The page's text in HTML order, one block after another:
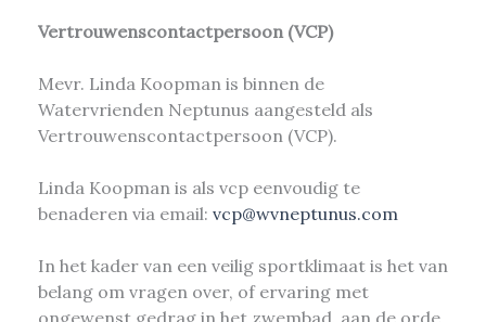
Vertrouwenscontactpersoon (VCP)
Mevr. Linda Koopman is binnen de
Watervrienden Neptunus aangesteld als
Vertrouwenscontactpersoon (VCP).
Linda Koopman is als vcp eenvoudig te
benaderen via email: vcp@wvneptunus.com
In het kader van een veilig sportklimaat is het van
belang om vragen over, of ervaring met
ongewenst gedrag in het zwembad, aan de orde